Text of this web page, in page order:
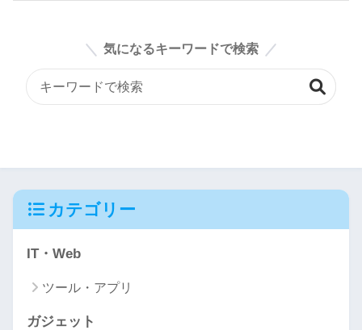
気になるキーワードで検索
カテゴリー
IT・Web
ツール・アプリ
ガジェット